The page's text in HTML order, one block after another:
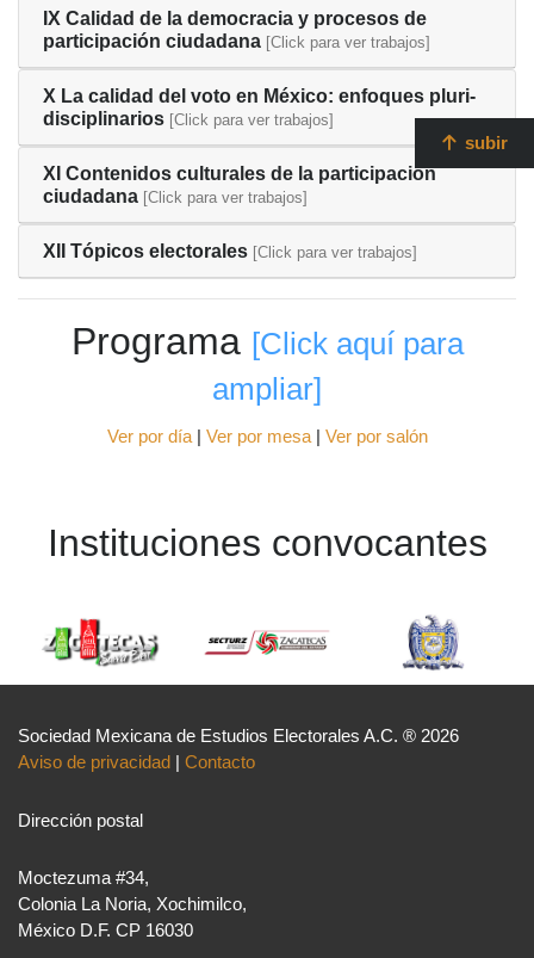
IX Calidad de la democracia y procesos de
participación ciudadana [Click para ver trabajos]
X La calidad del voto en México: enfoques pluri-
disciplinarios [Click para ver trabajos]
XI Contenidos culturales de la participación
ciudadana [Click para ver trabajos]
XII Tópicos electorales [Click para ver trabajos]
Programa [Click aquí para
ampliar]
Ver por día| Ver por mesa| Ver por salón
Instituciones convocantes
subir
Sociedad Mexicana de Estudios Electorales A.C. ® 2026
Aviso de privacidad | Contacto
Dirección postal
Moctezuma #34,
Colonia La Noria, Xochimilco,
México D.F. CP 16030